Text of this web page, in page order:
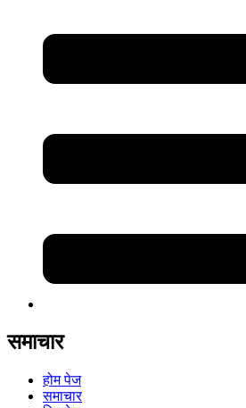
समाचार
होम पेज
समाचार